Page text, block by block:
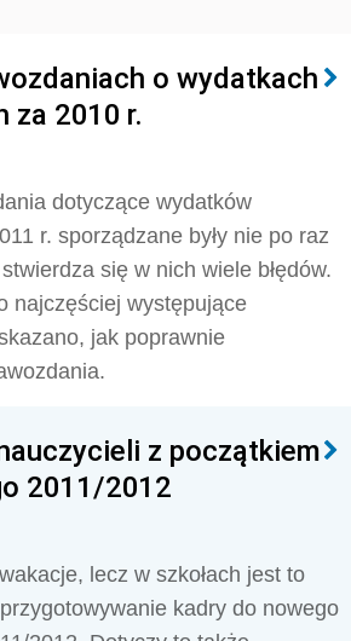
o wydatkach
za 2010 r.
dotyczące wydatków
r. sporządzane były nie po raz
się w nich wiele błędów.
najczęściej występujące
jak poprawnie
z początkiem
2011/2012
lecz w szkołach jest to
kadry do nowego